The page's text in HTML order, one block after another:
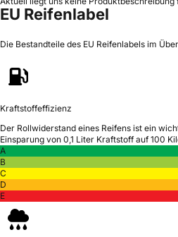
EU Reifenlabel
Die Bestandteile des EU Reifenlabels im
Kraftstoffeffizienz
Der Rollwiderstand eines Reifens ist ein
Einsparung von 0,1 Liter Kraftstoff auf 100
A
B
C
D
E